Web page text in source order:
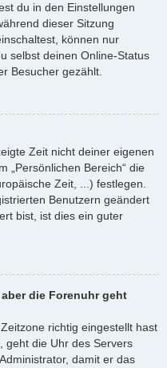
du in den Einstellungen
dieser Sitzung
können nur
selbst deinen Online-Status
Besucher gezählt.
Zeit nicht deiner eigenen
„Persönlichen Bereich“ die
Zeit, ...) festlegen.
Benutzern geändert
bist, ist dies ein guter
die Forenuhr geht
richtig eingestellt hast
geht die Uhr des Servers
damit er das